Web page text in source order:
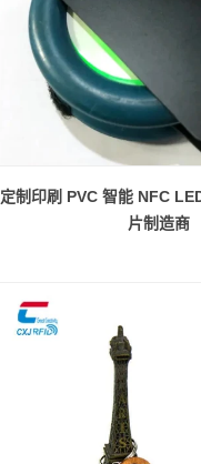
定制印刷 PVC 智能 NFC
片制造商